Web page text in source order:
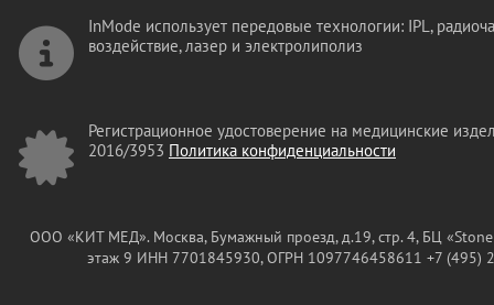
InMode использует передовые технологии: IPL,
воздействие, лазер и электролиполиз
Регистрационное удостоверение на медицинские
2016/3953 Политика конфиденциальности
ООО «КИТ МЕД». Москва, Бумажный проезд, д.19, стр. 4, БЦ
этаж 9 ИНН 7701845930, ОГРН 1097746458611 +7 (495)